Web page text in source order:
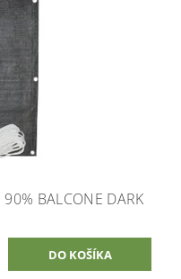
BALCONE DARK